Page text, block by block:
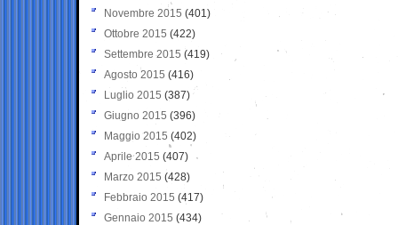
Novembre 2015 (401)
Ottobre 2015 (422)
Settembre 2015 (419)
Agosto 2015 (416)
Luglio 2015 (387)
Giugno 2015 (396)
Maggio 2015 (402)
Aprile 2015 (407)
Marzo 2015 (428)
Febbraio 2015 (417)
Gennaio 2015 (434)